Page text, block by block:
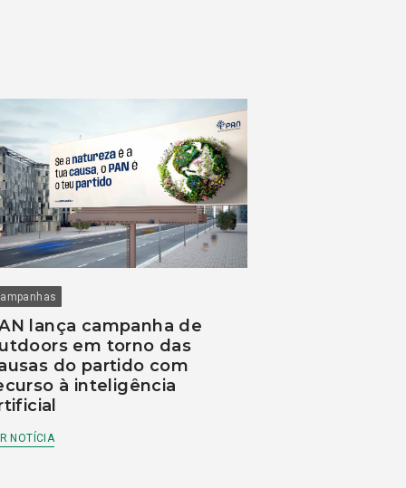
lança campanha de
em torno das
do partido com
à inteligência
NOTÍCIA